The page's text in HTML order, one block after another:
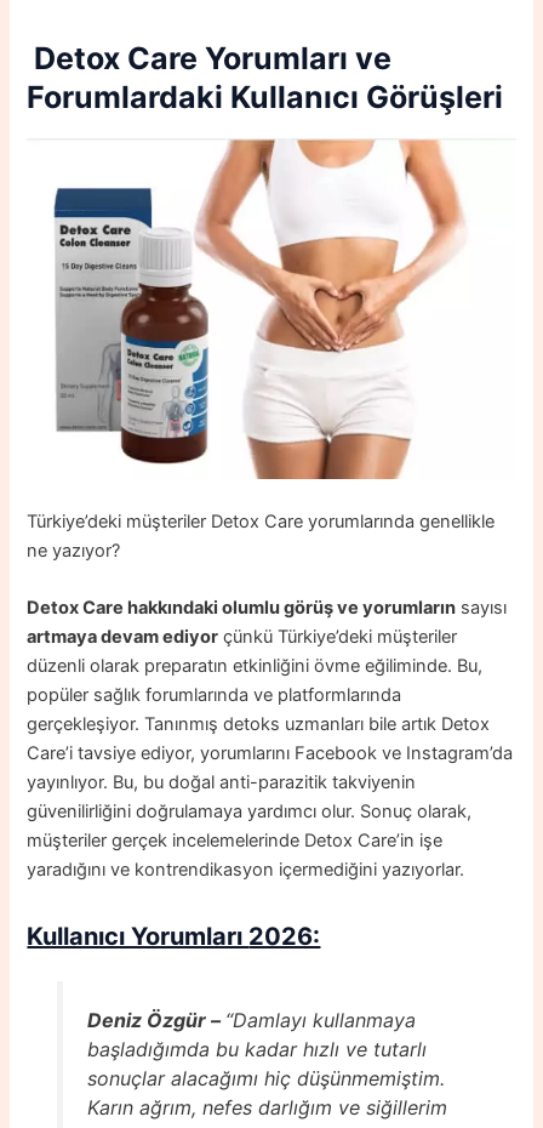
Detox Care Yorumlarıve
Forumlardaki Kullanıcı Görüşleri
Türkiye’deki müşteriler Detox Care yorumlarında genellikle
ne yazıyor?
Detox Care hakkındaki olumlu görüş ve yorumların sayısı
artmaya devam ediyor çünkü Türkiye’deki müşteriler
düzenli olarak preparatın etkinliğini övme eğiliminde. Bu,
popüler sağlık forumlarında ve platformlarında
gerçekleşiyor. Tanınmış detoks uzmanları bile artık Detox
Care’i tavsiye ediyor, yorumlarını Facebook ve Instagram’da
yayınlıyor. Bu, bu doğal anti-parazitik takviyenin
güvenilirliğini doğrulamaya yardımcı olur. Sonuç olarak,
müşteriler gerçek incelemelerinde Detox Care’in işe
yaradığını ve kontrendikasyon içermediğini yazıyorlar.
Kullanıcı Yorumları 2026:
Deniz Özgür – “Damlayı kullanmaya
başladığımda bu kadar hızlı ve tutarlı
sonuçlar alacağımı hiç düşünmemiştim.
Karın ağrım, nefes darlığım ve siğillerim